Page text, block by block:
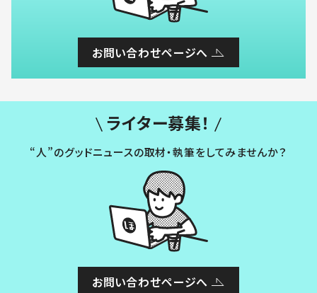
お問い合わせページへ
ライター募集！
“人”のグッドニュースの取材・執筆をしてみませんか？
お問い合わせページへ